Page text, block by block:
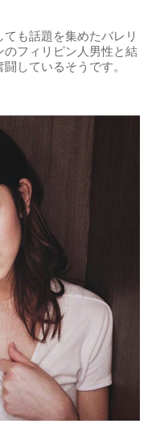
も話題を集めたバレリ
フィリピン人男性と結
しているそうです。